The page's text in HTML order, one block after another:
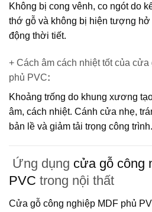
Không bị cong vênh, co ngót do
thớ gỗ và không bị hiện tượng
động thời tiết.
+ Cách âm cách nhiệt tốt của
phủ PVC:
Khoảng trống do khung xương
âm, cách nhiệt. Cánh cửa nhẹ,
bản lề và giảm tải trọng công trình.
Ứng dụng cửa gỗ công
PVC trong nội thất
Cửa gỗ công nghiệp MDF phủ